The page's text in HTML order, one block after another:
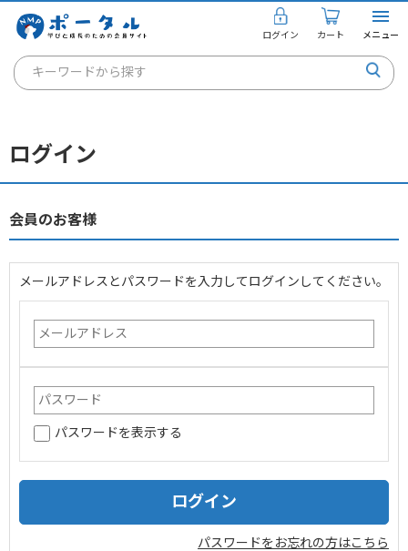
ログイン カート メニュー
キーワードから探す
通信講座
講座を探す
個人のお客様
法人のお客様
企業情報
採用情報
ログイン
会員のお客様
メールアドレスとパスワードを入力してログインしてください。
パスワードを表示する
パスワードをお忘れの方はこちら